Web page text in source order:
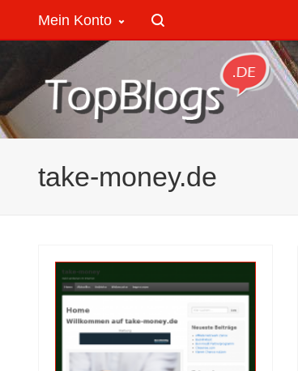
Mein Konto
take-money.de